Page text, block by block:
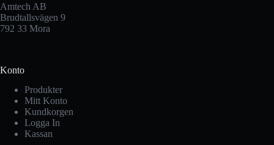
Amtech AB
Brudtallsvägen 9
792 33 Mora
Konto
Produkter
Mitt Konto
Kundkorgen
Logga In
Kassan